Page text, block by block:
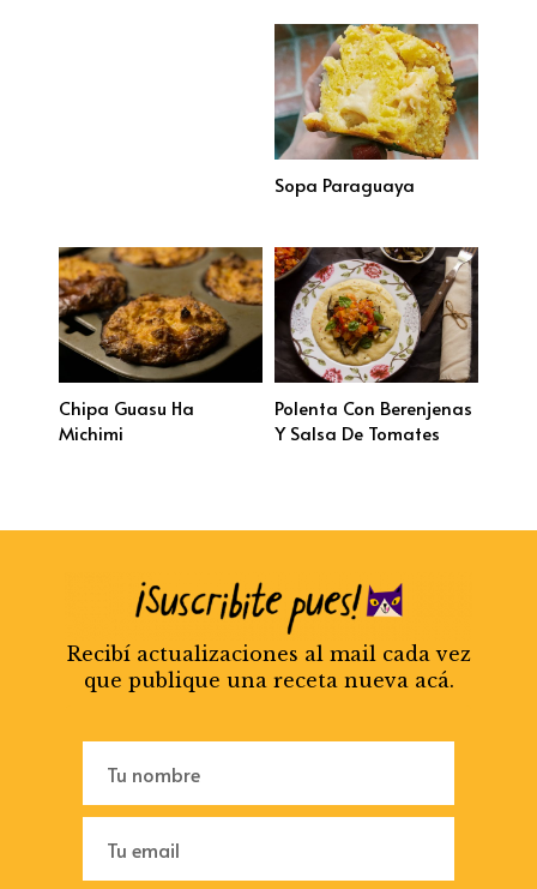
Sopa Paraguaya
Chipa Guasu Ha
Michimi
Polenta Con Berenjenas
Y Salsa De Tomates
Recibí actualizaciones al mail cada vez
que publique una receta nueva acá.